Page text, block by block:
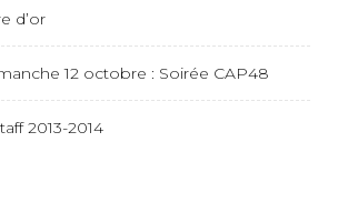
d’or
12 octobre : Soirée CAP48
2013-2014